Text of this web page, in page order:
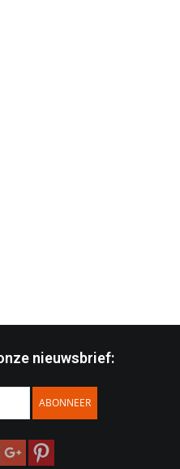
nieuwsbrief:
ABONNEER